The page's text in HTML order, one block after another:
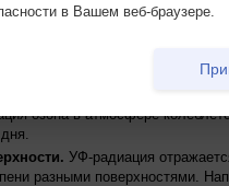
пропускать до 90% УФ-
поступающей от Солнца.
на 10%.
УФ-радиации, которая иначе
озона в атмосфере
УФ-радиация
разными поверхностями.
в Вашем веб-браузере.